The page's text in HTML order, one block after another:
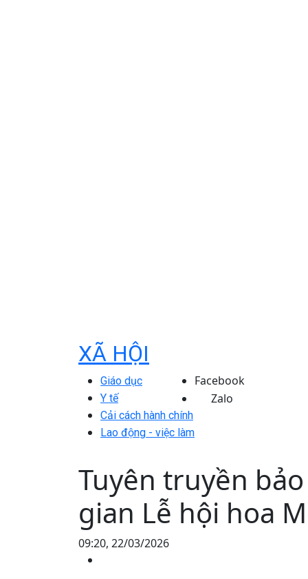
XÃ HỘI
Giáo dục
Y tế
Cải cách hành chính
Lao động - việc làm
Facebook
Zalo
Tuyên truyền
gian Lễ hội hoa
09:20, 22/03/2026